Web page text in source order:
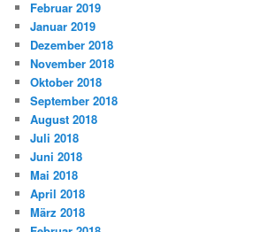
Februar 2019
Januar 2019
Dezember 2018
November 2018
Oktober 2018
September 2018
August 2018
Juli 2018
Juni 2018
Mai 2018
April 2018
März 2018